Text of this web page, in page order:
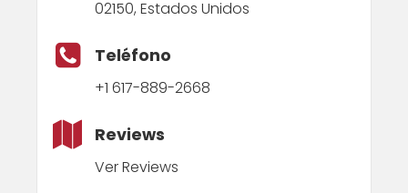
02150, Estados Unidos
Teléfono
+1 617-889-2668
Reviews
Ver Reviews